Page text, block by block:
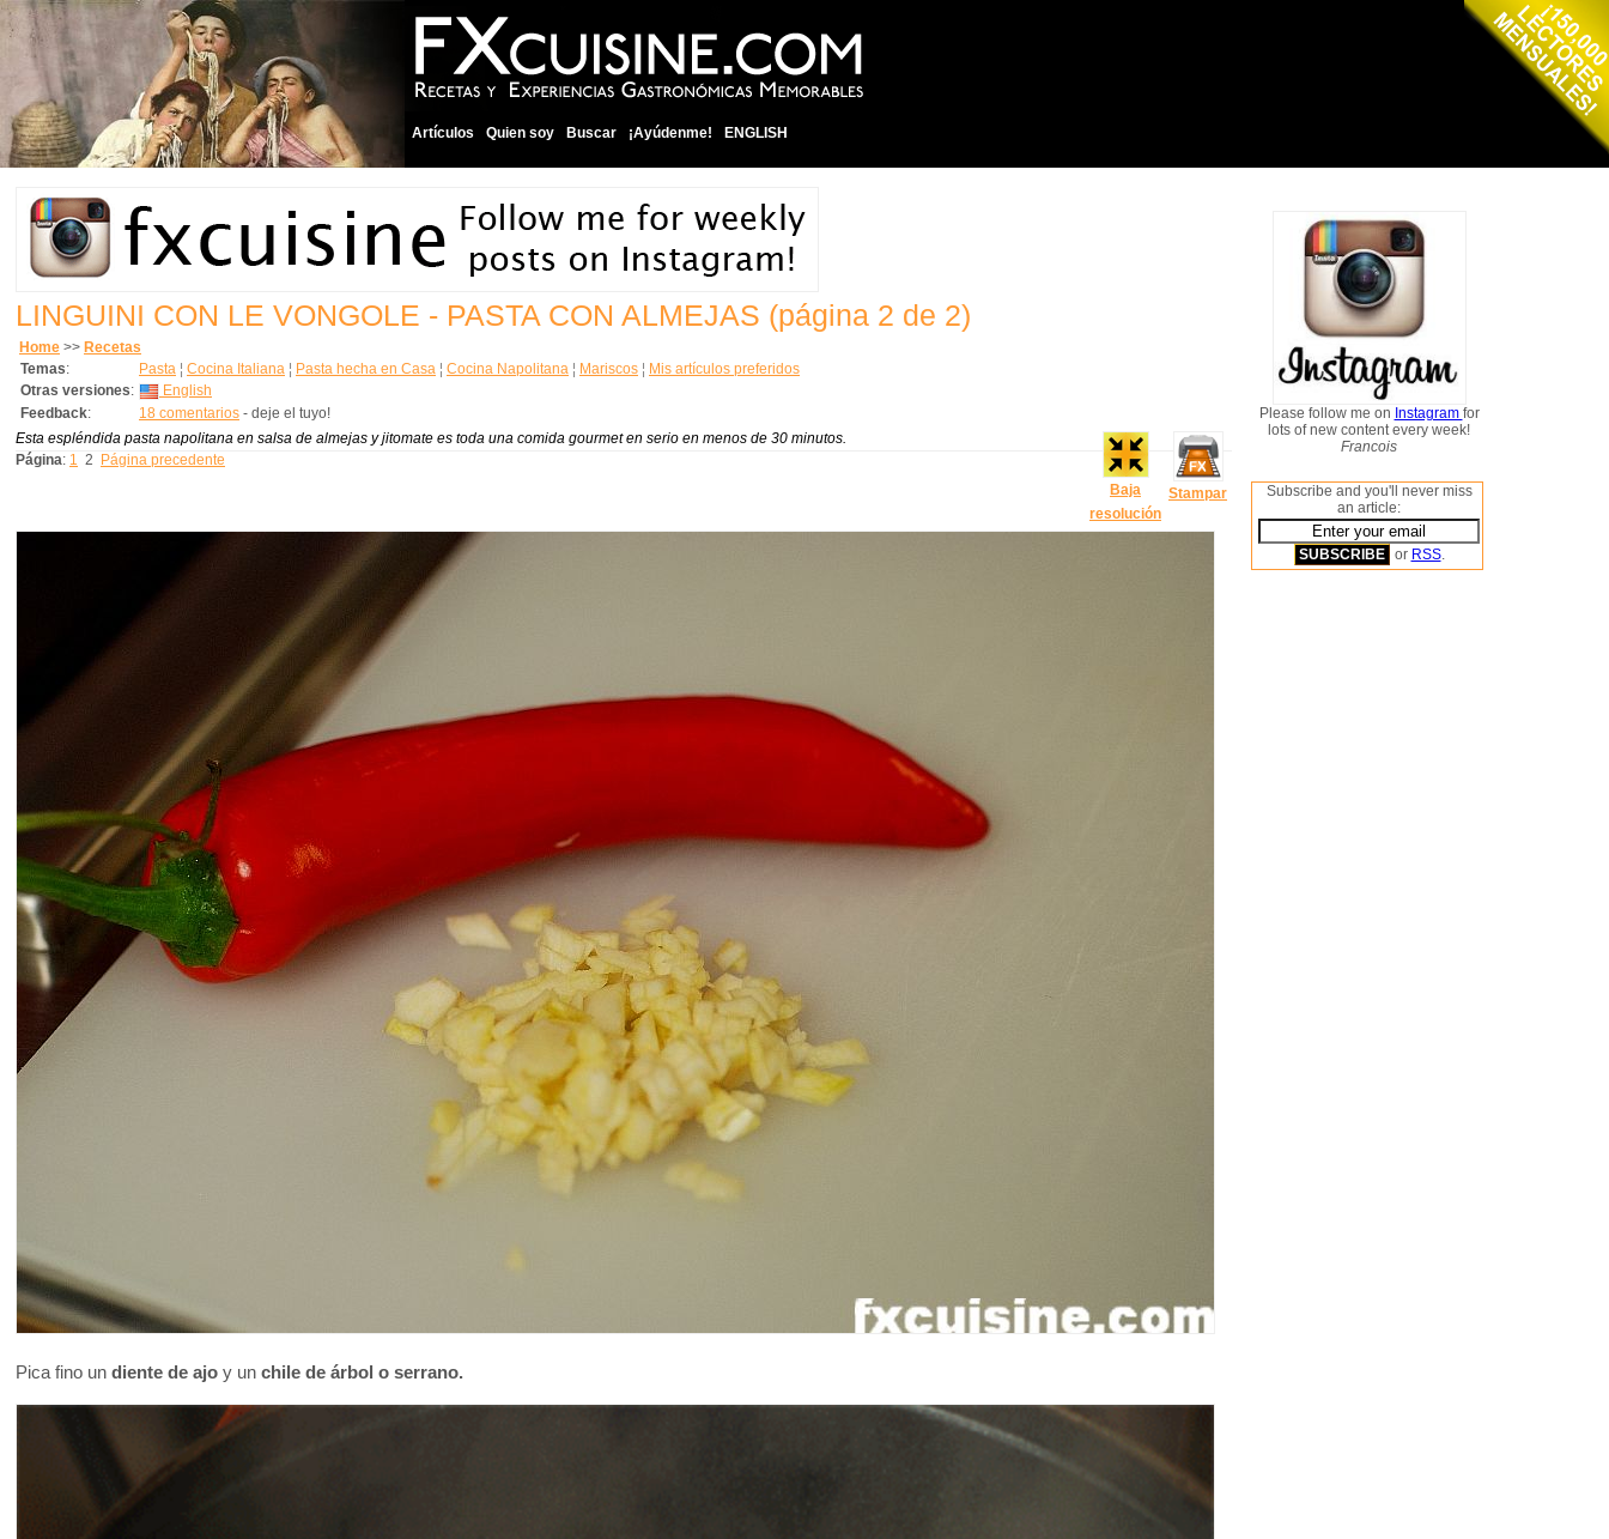
Artículos Quien soy Buscar ¡Ayúdenme! ENGLISH
LINGUINI CON LE VONGOLE - PASTA CON ALMEJAS (página 2 de 2)
Home >> Recetas
Temas: Pasta ¦ Cocina Italiana ¦ Pasta hecha en Casa ¦ Cocina Napolitana ¦ Mariscos ¦ Mis artículos preferidos
Otras versiones:
English
Feedback: 18 comentarios - deje el tuyo!
Baja
resolución
Stampar
Esta espléndida pasta napolitana en salsa de almejas y jitomate es toda una comida gourmet en serio en menos de 30 minutos.
Página: 1 2 Página precedente
Pica fino un diente de ajo y un chile de árbol o serrano.
Please follow me on Instagram for
lots of new content every week!
Francois
Subscribe and you'll never miss
an article:
or RSS.